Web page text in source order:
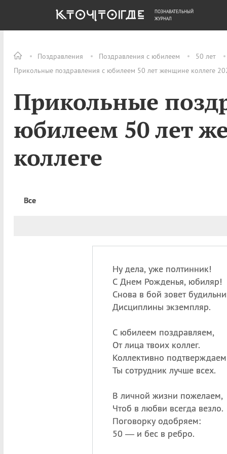
Поздравления Поздравления с юбилеем 50 лет
Прикольные поздравления с юбилеем 50 лет женщине коллеге
Прикольные
юбилеем 50 лет
коллеге
Все
Ну дела, уже полтинник!
С Днем Рожденья, юбиляр!
Снова в бой зовет
Дисциплины экземпляр.
С юбилеем поздравляем,
От лица твоих коллег.
Коллективно
Ты сотрудник лучше всех.
В личной жизни пожелаем,
Чтоб в любви всегда везло.
Поговорку одобряем:
50 — и бес в ребро.
ОБЩЕСТВО ДЕНЬГИ
ПОЗНАВАТЕЛЬНЫЙ
ЖУРНАЛ